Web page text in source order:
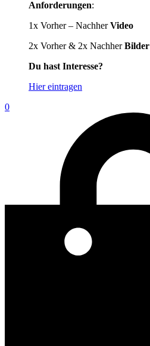
Anforderungen:
1x Vorher – NachherVideo
2x Vorher & 2x NachherBilder
Du hast Interesse?
Hier eintragen
0